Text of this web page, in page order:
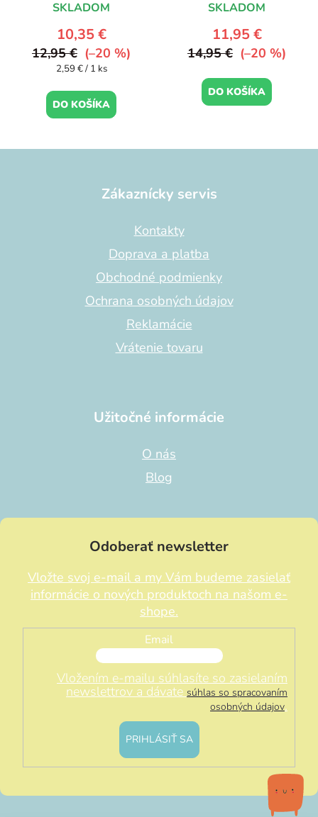
SKLADOM
10,35 €
12,95 € (–20 %)
Jednotková
2,59 € / 1 ks
DO KOŠÍKA
SKLADOM
11,95 €
14,95 € (–20 %)
DO KOŠÍKA
Zákaznícky servis
Kontakty
Doprava a platba
Obchodné podmienky
Ochrana osobných údajov
Reklamácie
Vrátenie tovaru
Užitočné informácie
O nás
Blog
Odoberať newsletter
Vložte svoj e-mail a my Vám budeme zasielať
informácie o nových produktoch na našom e-
shope.
Email
Vložením e-mailu súhlasíte so zasielaním
newslettrov a dávate súhlas so spracovaním
osobných údajov.
PRIHLÁSIŤ SA